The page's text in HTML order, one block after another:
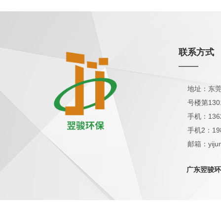
联系方式
——
地址：东
号楼第
手机：
手机2：
邮箱：
广东翌骏